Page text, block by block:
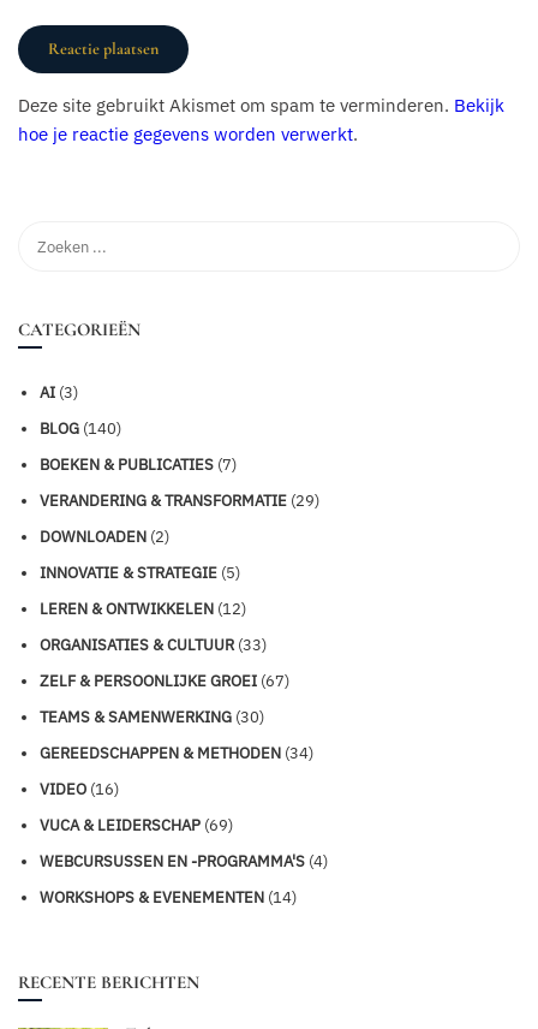
Deze site gebruikt Akismet om spam te verminderen. Bekijk
hoe je reactie gegevens worden verwerkt.
CATEGORIEËN
AI (3)
BLOG (140)
BOEKEN & PUBLICATIES (7)
VERANDERING & TRANSFORMATIE (29)
DOWNLOADEN (2)
INNOVATIE & STRATEGIE (5)
LEREN & ONTWIKKELEN (12)
ORGANISATIES & CULTUUR (33)
ZELF & PERSOONLIJKE GROEI (67)
TEAMS & SAMENWERKING (30)
GEREEDSCHAPPEN & METHODEN (34)
VIDEO (16)
VUCA & LEIDERSCHAP (69)
WEBCURSUSSEN EN -PROGRAMMA'S (4)
WORKSHOPS & EVENEMENTEN (14)
RECENTE BERICHTEN